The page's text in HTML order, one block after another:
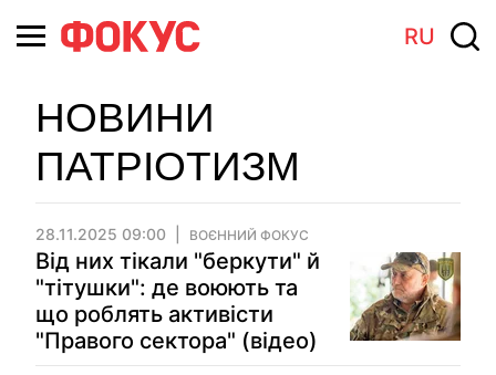
RU
НОВИНИ
ПАТРІОТИЗМ
28.11.2025 09:00 ВОЄННИЙ ФОКУС
Від них тікали "беркути" й
"тітушки": де воюють та
що роблять активісти
"Правого сектора" (відео)